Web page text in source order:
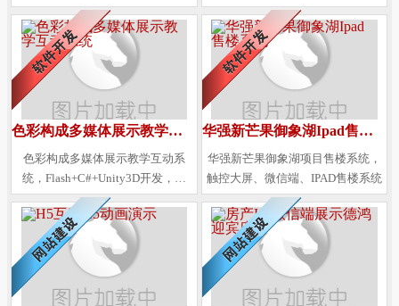
步稳定发展壮大。 河南新都集团旗
下拥有四大产业集团： 房地产产业
下辖郑州麟派置业有限公司、盛祥
置业有限公司、通达置业有限公
司、仁恒置业有限公司、优胜置业
有限公司；
卡通与华丽，用于触控机器面对面
进行主训练，使受训儿童在娱乐中
完成评估与训练。
色彩构成多媒体展示教学互动系统
色彩构成多媒体展示教学互动系
统，Flash+C#+Unity3D开发，效
果、展示、互动效果都很不错！
华强新芒果御象湖Ipad售楼系统
华强新芒果御象湖项目售楼系统，
触控大屏、微信端、IPAD售楼系统